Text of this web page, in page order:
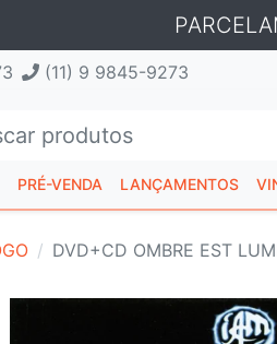
(11) 9 9845-9273
PRÉ-VENDA LANÇAMENTOS
DVD+CD OMBRE EST